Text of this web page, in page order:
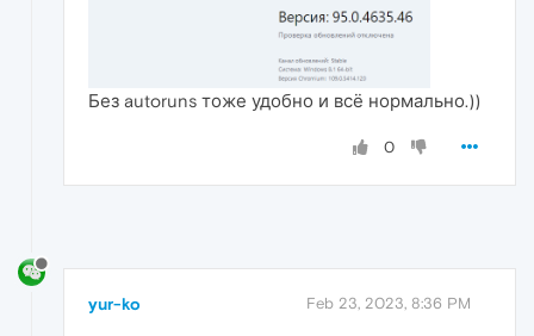
Без autoruns тоже удобно и всё нормально.))
0
yur-ko Feb 23, 2023, 8:36 PM